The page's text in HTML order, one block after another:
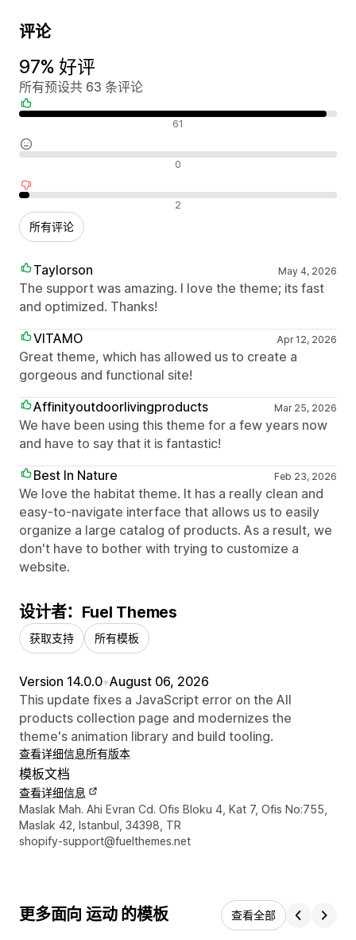
评论
97% 好评
所有预设共 63 条评论
好评 61
中评 0
差评 2
所有评论
Taylorson May 4, 2026
The support was amazing. I love the theme; its fast
and optimized. Thanks!
VITAMO
Apr 12, 2026
Great theme, which has allowed us to create a
gorgeous and functional site!
Affinityoutdoorlivingproducts
Mar 25, 2026
We have been using this theme for a few years now
and have to say that it is fantastic!
Best In Nature
Feb 23, 2026
We love the habitat theme. It has a really clean and
easy-to-navigate interface that allows us to easily
organize a large catalog of products. As a result, we
don't have to bother with trying to customize a
website.
设计者：Fuel Themes
获取支持 所有模板
Version 14.0.0•August 06, 2026
This update fixes a JavaScript error on the All
products collection page and modernizes the
theme's animation library and build tooling.
查看详细信息所有版本
模板文档
查看详细信息
设计师联系方式
Maslak Mah. Ahi Evran Cd. Ofis Bloku 4, Kat 7, Ofis No:755,
Maslak 42, Istanbul, 34398, TR
shopify-support@fuelthemes.net
更多面向 运动 的模板 查看全部